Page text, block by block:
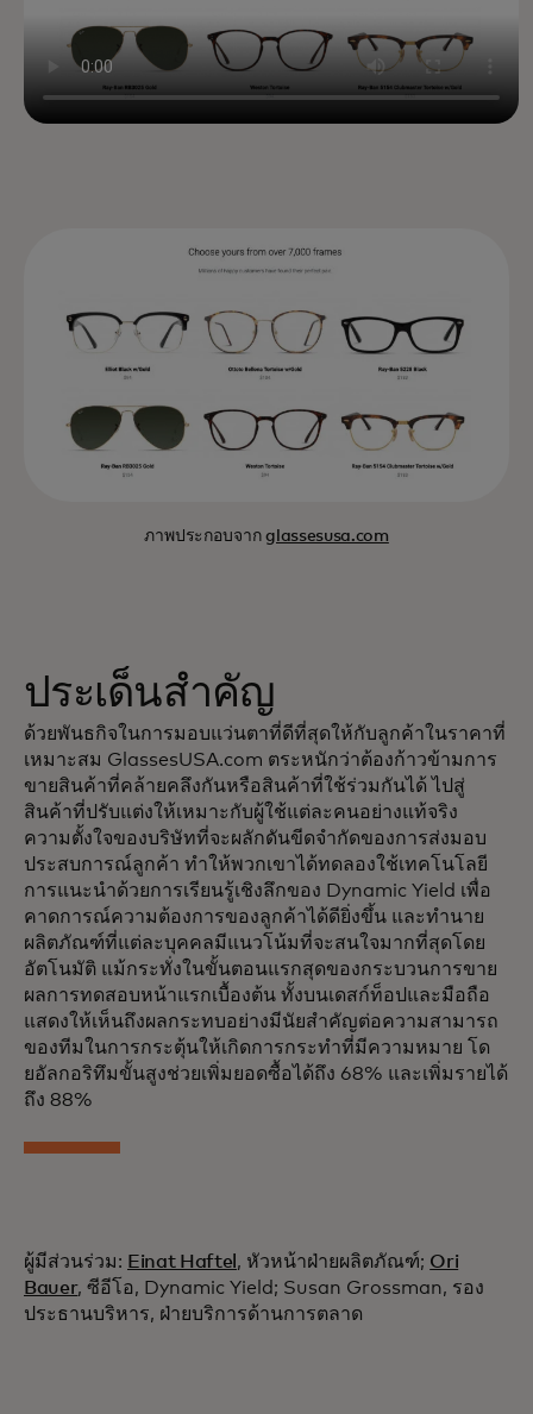
ภาพประกอบจากglassesusa.com
ประเด็นสำคัญ
ด้วยพันธกิจในการมอบแว่นตาที่ดีที่สุดให้กับลูกค้าในราคาที่
เหมาะสม GlassesUSA.com ตระหนักว่าต้องก้าวข้ามการ
ขายสินค้าที่คล้ายคลึงกันหรือสินค้าที่ใช้ร่วมกันได้ ไปสู่
สินค้าที่ปรับแต่งให้เหมาะกับผู้ใช้แต่ละคนอย่างแท้จริง
ความตั้งใจของบริษัทที่จะผลักดันขีดจำกัดของการส่งมอบ
ประสบการณ์ลูกค้า ทำให้พวกเขาได้ทดลองใช้เทคโนโลยี
การแนะนำด้วยการเรียนรู้เชิงลึกของ Dynamic Yield เพื่อ
คาดการณ์ความต้องการของลูกค้าได้ดียิ่งขึ้น และทำนาย
ผลิตภัณฑ์ที่แต่ละบุคคลมีแนวโน้มที่จะสนใจมากที่สุดโดย
อัตโนมัติ แม้กระทั่งในขั้นตอนแรกสุดของกระบวนการขาย
ผลการทดสอบหน้าแรกเบื้องต้น ทั้งบนเดสก์ท็อปและมือถือ
แสดงให้เห็นถึงผลกระทบอย่างมีนัยสำคัญต่อความสามารถ
ของทีมในการกระตุ้นให้เกิดการกระทำที่มีความหมาย โด
ยอัลกอริทึมขั้นสูงช่วยเพิ่มยอดซื้อได้ถึง 68% และเพิ่มรายได้
ถึง 88%
ผู้มีส่วนร่วม: Einat Haftel , หัวหน้าฝ่ายผลิตภัณฑ์; Ori
Bauer, ซีอีโอ, Dynamic Yield; Susan Grossman, รอง
ประธานบริหาร, ฝ่ายบริการด้านการตลาด